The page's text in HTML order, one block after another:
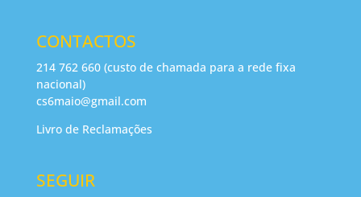
CONTACTOS
214 762 660 (custo de chamada para a rede fixa
nacional)
cs6maio@gmail.com
Livro de Reclamações
SEGUIR